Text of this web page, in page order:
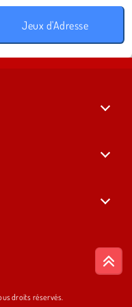
Jeux d'Adresse
droits réservés.